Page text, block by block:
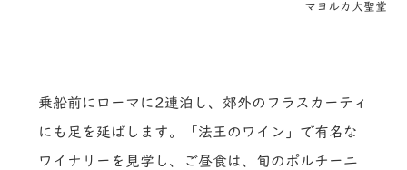
マヨルカ大聖堂
乗船前にローマに2連泊し、郊外のフラスカーティ
にも足を延ばします。「法王のワイン」で有名な
ワイナリーを見学し、ご昼食は、旬のポルチーニ